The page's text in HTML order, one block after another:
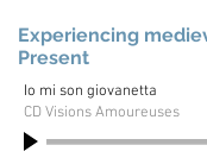
Experiencing
Present
Io mi son giovanetta
CD Visions Amoureuses